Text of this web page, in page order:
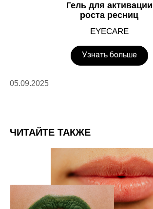
Гель для активации
роста ресниц
EYECARE
Узнать больше
05.09.2025
ЧИТАЙТЕ ТАКЖЕ